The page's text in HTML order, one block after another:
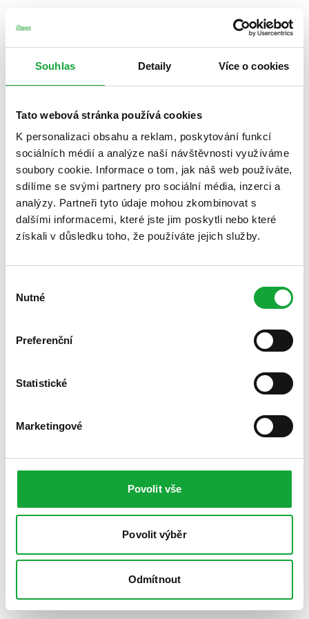
Souhlas Detaily Více o cookies
Tato webová stránka používá cookies
K personalizaci obsahu a reklam, poskytování funkcí
sociálních médií a analýze naší návštěvnosti využíváme
soubory cookie. Informace o tom, jak náš web používáte,
sdílíme se svými partnery pro sociální média, inzerci a
analýzy. Partneři tyto údaje mohou zkombinovat s
dalšími informacemi, které jste jim poskytli nebo které
získali v důsledku toho, že používáte jejich služby.
souhlasu
Nutné
Preferenční
Statistické
Marketingové
Povolit vše
Povolit výběr
Odmítnout